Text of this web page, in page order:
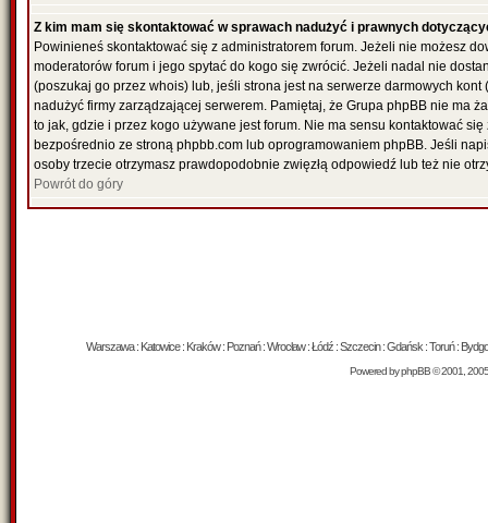
Z kim mam się skontaktować w sprawach nadużyć i prawnych
Powinieneś skontaktować się z administratorem forum. Jeżeli nie możesz
moderatorów forum i jego spytać do kogo się zwrócić. Jeżeli nadal nie
(poszukaj go przez whois) lub, jeśli strona jest na serwerze darmowych
nadużyć firmy zarządzającej serwerem. Pamiętaj, że Grupa phpBB nie ma
to jak, gdzie i przez kogo używane jest forum. Nie ma sensu kontaktować
bezpośrednio ze stroną phpbb.com lub oprogramowaniem phpBB. Jeśli
osoby trzecie otrzymasz prawdopodobnie zwięzłą odpowiedź lub też nie
Powrót do góry
Warszawa : Katowice : Kraków : Poznań : Wrocław : Łódź : Szczecin : Gdańsk : Toruń :
Powered byphpBB© 2001,